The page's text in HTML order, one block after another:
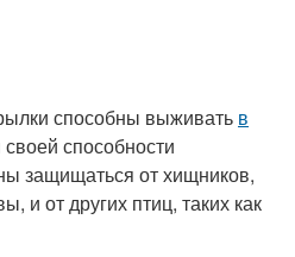
способны выживать в
своей способности
защищаться от хищников,
и от других птиц, таких как